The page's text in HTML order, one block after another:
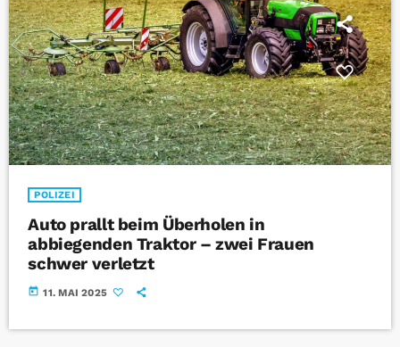
POLIZEI
Auto prallt beim Überholen in
abbiegenden Traktor – zwei Frauen
schwer verletzt
today 11. MAI 2025